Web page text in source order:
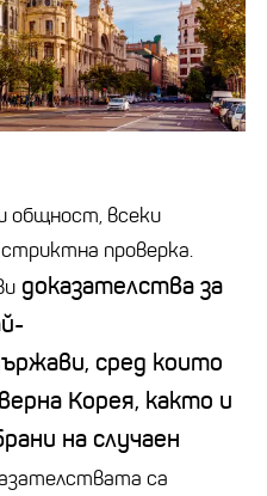
общност, всеки
проверка.
доказателства за
сред които
Корея, както и
на случаен
са